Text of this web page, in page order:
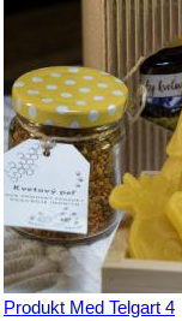
Produkt Med Telgart 4